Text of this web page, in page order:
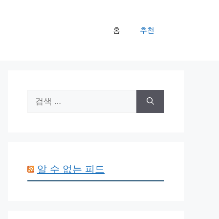
홈 추천
색:
알 수 없는 피드